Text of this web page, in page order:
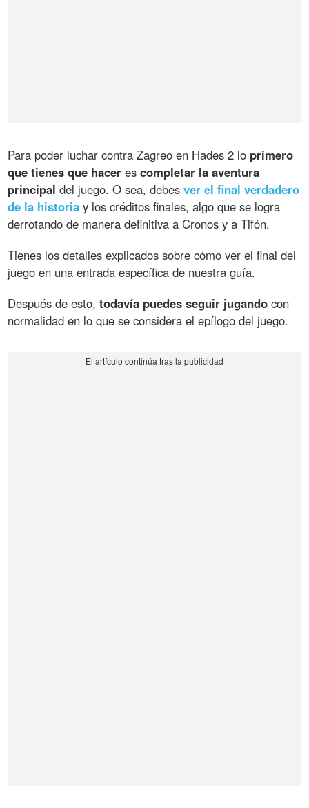
Para poder luchar contra Zagreo en Hades 2 lo primero
que tienes que hacer escompletar la aventura
principal del juego. O sea, debesver el final verdadero
de la historia y los créditos finales, algo que se logra
derrotando de manera definitiva a Cronos y a Tifón.
Tienes los detalles explicados sobre cómo ver el final del
juego en una entrada específica de nuestra guía.
Después de esto,todavía puedes seguir jugando con
normalidad en lo que se considera el epílogo del juego.